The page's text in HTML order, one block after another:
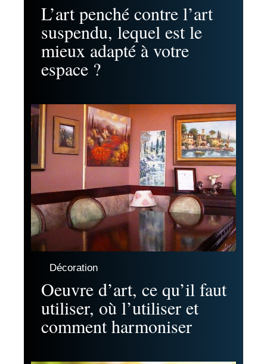
L’art penché contre l’art
suspendu, lequel est le
mieux adapté à votre
espace ?
Décoration
Oeuvre d’art, ce qu’il faut
utiliser, où l’utiliser et
comment harmoniser